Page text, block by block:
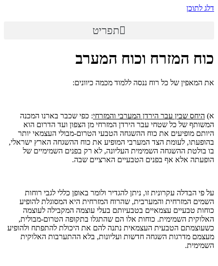
דלג לתוכן
תפריט
כוח המזרח וכוח המערב
את המאפין של כל רוח ננסה ללמוד מכמה כיוונים:
א) היחס שבין עבר הירדן המערבי והמזרחי: כפי שכבר בארנו המכנה
המשותף של כל שטחי עבר הירדן המזרחי מן הצפון ועד הדרום הוא
היותם מופיעים את כוח ההשגחה הטבעי הטרום-מבולי העצמאי יותר
בהופעתו, לעומת הצד המערבי המופיע את כוח ההשגחה הארץ ישראלי,
בו בולטת ההשגחה השמימית העליונה, לא רק בפנים השמימיים של
הופעתה אלא אף בפנים הטבעיים הארציים שבה.
על פי הבדלה עקרונית זו, ניתן להגדיר ולומר באופן כללי לגבי רוחות
השמים המזרחית והמערבית, שהרוח המזרחית היא המסוגלת להופיע
כוחות טבעיים עצמאיים בטבעיותם בעלי עוצמה המקבילה לעוצמה
האלוקית השמימית. כוחות אלו הם שהתגלו בתקופה הטרום-מבולית,
כשעוצמתם הטבעית העצמאית נתנה להם את היכולת להתפתח ולהופיע
מעצמם מדרגות השגחה חדשות ועליונות, בלא ההתערבות האלוקית
השמימית.